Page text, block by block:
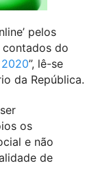
pelos
do
”, lê-se
da República.
os
e não
de